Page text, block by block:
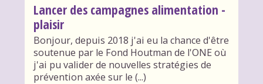
Lancer des campagnes alimentation -
plaisir
Bonjour, depuis 2018 j'ai eu la chance d'être
soutenue par le Fond Houtman de l'ONE où
j'ai pu valider de nouvelles stratégies de
prévention axée sur le (...)